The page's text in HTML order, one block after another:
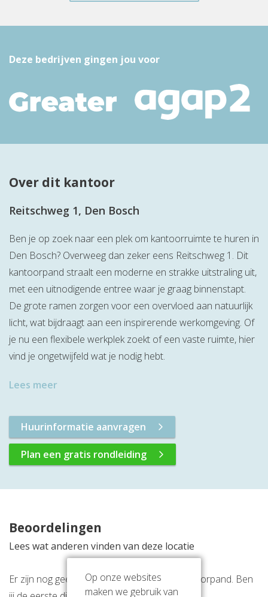
Deze bedrijven gingen jou voor
Over dit kantoor
Reitschweg 1, Den Bosch
Ben je op zoek naar een plek om kantoorruimte te huren in
Den Bosch? Overweeg dan zeker eens Reitschweg 1. Dit
kantoorpand straalt een moderne en strakke uitstraling uit,
met een uitnodigende entree waar je graag binnenstapt.
De grote ramen zorgen voor een overvloed aan natuurlijk
licht, wat bijdraagt aan een inspirerende werkomgeving. Of
je nu een flexibele werkplek zoekt of een vaste ruimte, hier
vind je ongetwijfeld wat je nodig hebt.
Lees meer
Huurinformatie aanvragen
Plan een gratis rondleiding
Beoordelingen
Lees wat anderen vinden van deze locatie
Er zijn nog geen beoordelingen over dit kantoorpand. Ben
Op onze websites
maken we gebruik van